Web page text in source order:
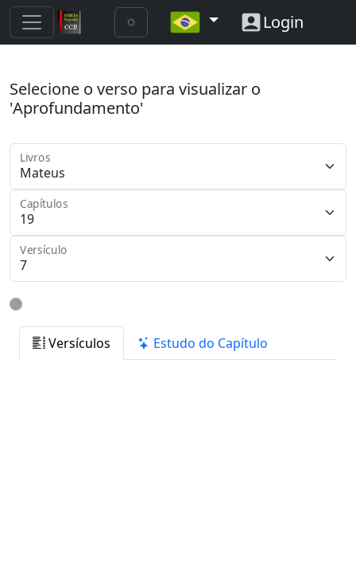
Login
Selecione o verso para visualizar o
'Aprofundamento'
Livros
Capítulos
Versículo
Versículos Estudo do Capítulo